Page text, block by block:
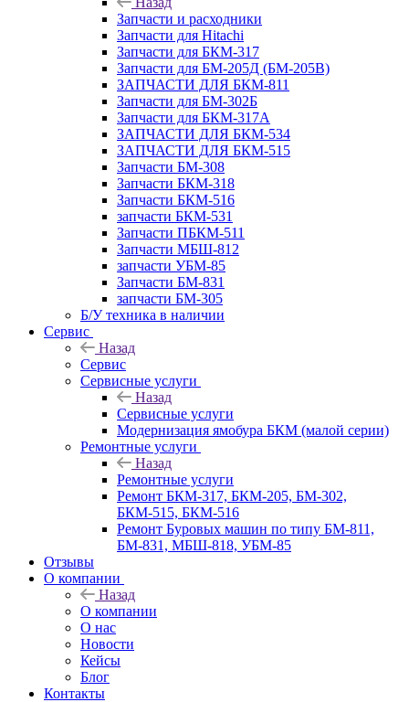
Запчасти и расходники
Запчасти для Hitachi
Запчасти для БКМ-317
Запчасти для БМ-205Д (БМ-205В)
ЗАПЧАСТИ ДЛЯ БКМ-811
Запчасти для БМ-302Б
Запчасти для БКМ-317А
ЗАПЧАСТИ ДЛЯ БКМ-534
ЗАПЧАСТИ ДЛЯ БКМ-515
Запчасти БМ-308
Запчасти БКМ-318
Запчасти БКМ-516
запчасти БКМ-531
Запчасти ПБКМ-511
Запчасти МБШ-812
запчасти УБМ-85
Запчасти БМ-831
запчасти БМ-305
Б/У техника в наличии
Сервис
Назад
Сервис
Сервисные услуги
Назад
Сервисные услуги
Модернизация ямобура БКМ (малой серии)
Ремонтные услуги
Назад
Ремонтные услуги
Ремонт БКМ-317, БКМ-205, БМ-302,
БКМ-515, БКМ-516
Ремонт Буровых машин по типу БМ-811,
БМ-831, МБШ-818, УБМ-85
Отзывы
О компании
Назад
О компании
О нас
Новости
Кейсы
Блог
Контакты